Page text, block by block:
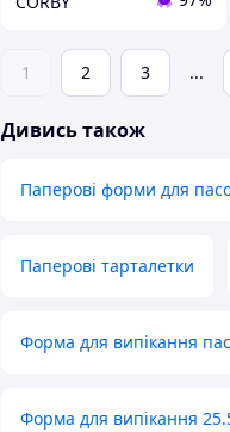
1 2 3 ...
Дивись також
Паперові форми для
Паперові тарталетки
Форма для випікання
Форма для випікання